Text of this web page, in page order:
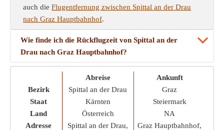
auch die Flugentfernung zwischen Spittal an der Drau
nach Graz Hauptbahnhof.
Wie finde ich die Rückflugzeit von Spittal an der
Drau nach Graz Hauptbahnhof?
Bezirk
Staat
Land
Adresse
Abreise
Spittal an der Drau
Kärnten
Österreich
Spittal an der Drau,
Ankunft
Graz
Steiermark
NA
Graz Hauptbahnhof,